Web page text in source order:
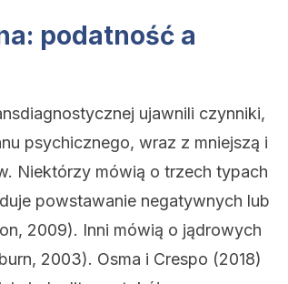
podatność a
ujawnili czynniki,
psychicznego, wraz z mniejszą i
Niektórzy mówią o trzech typach
powstawanie negatywnych lub
2009). Inni mówią o jądrowych
2003). Osma i Crespo (2018)